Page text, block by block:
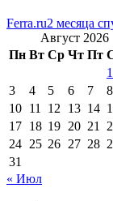
Ferra.ru2 месяца
Август 2026
Пн Вт Ср Чт Пт
1
3
4 5 6 7 8
10 11 12 13 14
17 18 19 20 21
24 25 26 27 28
31
« Июл